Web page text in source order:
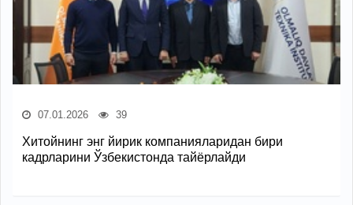
07.01.2026 39
Хитойнинг энг йирик компанияларидан бири
кадрларини Ўзбекистонда тайёрлайди